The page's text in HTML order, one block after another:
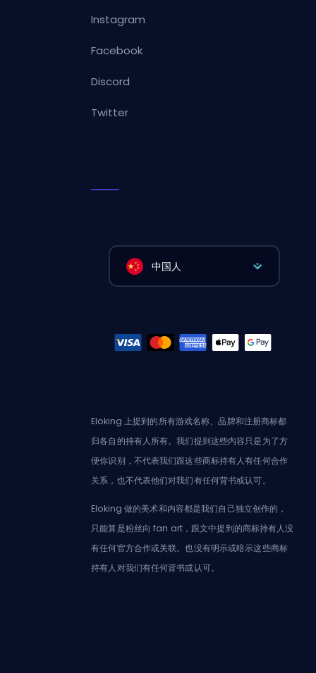
Instagram
Facebook
Discord
Twitter
中国人
Eloking 上提到的所有游戏名称、品牌和注册商标都
归各自的持有人所有。我们提到这些内容只是为了方
便你识别，不代表我们跟这些商标持有人有任何合作
关系，也不代表他们对我们有任何背书或认可。
Eloking 做的美术和内容都是我们自己独立创作的，
只能算是粉丝向 fan art，跟文中提到的商标持有人没
有任何官方合作或关联。也没有明示或暗示这些商标
持有人对我们有任何背书或认可。